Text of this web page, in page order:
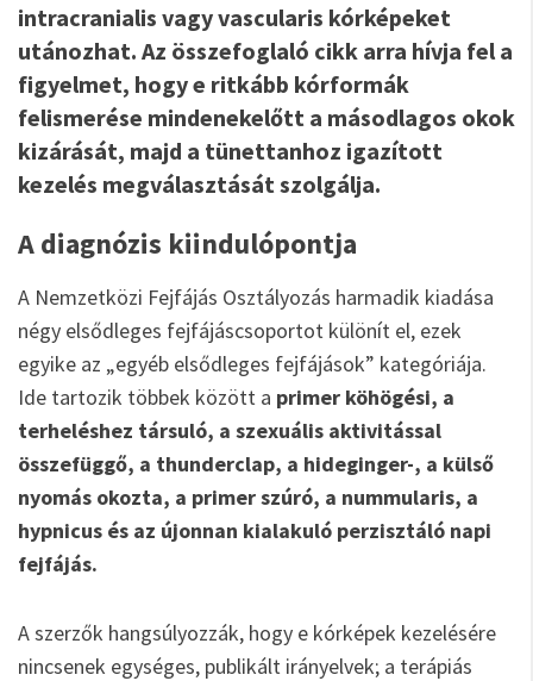
intracranialis vagy vascularis kórképeket
utánozhat. Az összefoglaló cikk arra hívja fel a
figyelmet, hogy e ritkább kórformák
felismerése mindenekelőtt a másodlagos okok
kizárását, majd a tünettanhoz igazított
kezelés megválasztását szolgálja.
A diagnózis kiindulópontja
A Nemzetközi Fejfájás Osztályozás harmadik kiadása
négy elsődleges fejfájáscsoportot különít el, ezek
egyike az „egyéb elsődleges fejfájások” kategóriája.
Ide tartozik többek között a primer köhögési, a
terheléshez társuló, a szexuális aktivitással
összefüggő, a thunderclap, a hideginger-, a külső
nyomás okozta, a primer szúró, a nummularis, a
hypnicus és az újonnan kialakuló perzisztáló napi
fejfájás.
A szerzők hangsúlyozzák, hogy e kórképek kezelésére
nincsenek egységes, publikált irányelvek; a terápiás